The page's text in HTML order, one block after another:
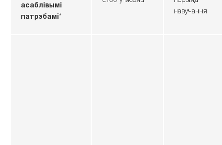
асаблівымі
патрэбамі*
навучання